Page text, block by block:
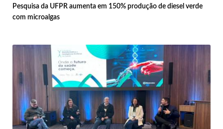
Pesquisa da UFPR aumenta em 150% produção de diesel verde
com microalgas